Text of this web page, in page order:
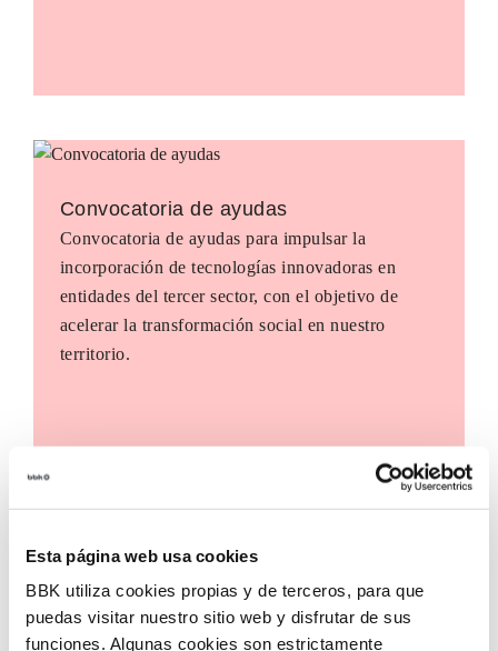
Esta página web usa cookies
BBK utiliza cookies propias y de terceros, para que
puedas visitar nuestro sitio web y disfrutar de sus
funciones. Algunas cookies son estrictamente
Convocatoria de ayudas
Convocatoria de ayudas para impulsar la
incorporación de tecnologías innovadoras en
entidades del tercer sector, con el objetivo de
acelerar la transformación social en nuestro
territorio.